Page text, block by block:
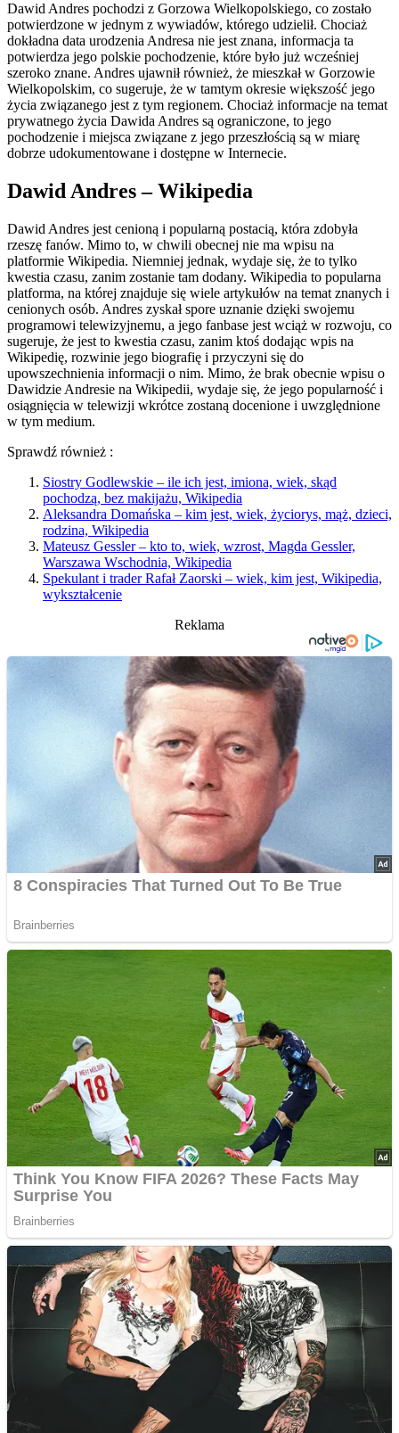
Dawid Andres pochodzi z Gorzowa Wielkopolskiego, co zostało
potwierdzone w jednym z wywiadów, którego udzielił. Chociaż
dokładna data urodzenia Andresa nie jest znana, informacja ta
potwierdza jego polskie pochodzenie, które było już wcześniej
szeroko znane. Andres ujawnił również, że mieszkał w Gorzowie
Wielkopolskim, co sugeruje, że w tamtym okresie większość jego
życia związanego jest z tym regionem. Chociaż informacje na temat
prywatnego życia Dawida Andres są ograniczone, to jego
pochodzenie i miejsca związane z jego przeszłością są w miarę
dobrze udokumentowane i dostępne w Internecie.
Dawid Andres – Wikipedia
Dawid Andres jest cenioną i popularną postacią, która zdobyła
rzeszę fanów. Mimo to, w chwili obecnej nie ma wpisu na
platformie Wikipedia. Niemniej jednak, wydaje się, że to tylko
kwestia czasu, zanim zostanie tam dodany. Wikipedia to popularna
platforma, na której znajduje się wiele artykułów na temat znanych i
cenionych osób. Andres zyskał spore uznanie dzięki swojemu
programowi telewizyjnemu, a jego fanbase jest wciąż w rozwoju, co
sugeruje, że jest to kwestia czasu, zanim ktoś dodając wpis na
Wikipedię, rozwinie jego biografię i przyczyni się do
upowszechnienia informacji o nim. Mimo, że brak obecnie wpisu o
Dawidzie Andresie na Wikipedii, wydaje się, że jego popularność i
osiągnięcia w telewizji wkrótce zostaną docenione i uwzględnione
w tym medium.
Sprawdź również :
Siostry Godlewskie – ile ich jest, imiona, wiek, skąd
pochodzą, bez makijażu, Wikipedia
Aleksandra Domańska – kim jest, wiek, życiorys, mąż, dzieci,
rodzina, Wikipedia
Mateusz Gessler – kto to, wiek, wzrost, Magda Gessler,
Warszawa Wschodnia, Wikipedia
Spekulant i trader Rafał Zaorski – wiek, kim jest, Wikipedia,
wykształcenie
Reklama